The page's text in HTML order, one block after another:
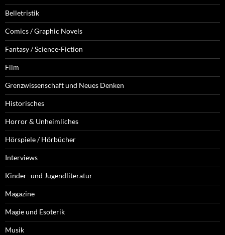
Belletristik
Comics / Graphic Novels
Fantasy / Science-Fiction
Film
Grenzwissenschaft und Neues Denken
Historisches
Horror & Unheimliches
Hörspiele / Hörbücher
Interviews
Kinder- und Jugendliteratur
Magazine
Magie und Esoterik
Musik